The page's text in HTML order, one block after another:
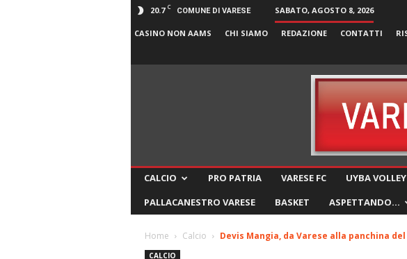
20.7 C COMUNE DI VARESE SABATO, AGOSTO 8, 2026
CASINO NON AAMS CHI SIAMO REDAZIONE CONTATTI
CALCIO PRO PATRIA VARESE FC UYBA VOLLEY
PALLACANESTRO VARESE
BASKET ASPETTANDO…
Home Calcio Devis Mangia, da Varese alla panchina
CALCIO